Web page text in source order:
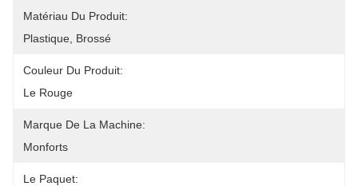
Matériau Du Produit:
Plastique, Brossé
Couleur Du Produit:
Le Rouge
Marque De La Machine:
Monforts
Le Paquet: